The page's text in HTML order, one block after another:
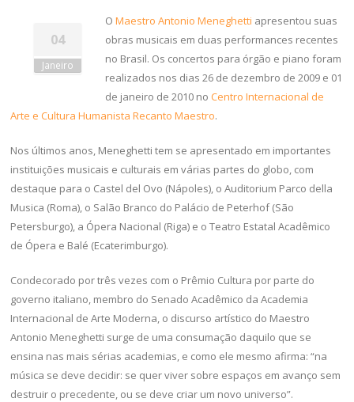
04
Janeiro
OMaestro Antonio Meneghetti apresentou suas
obras musicais em duas performances recentes
no Brasil. Os concertos para órgão e piano foram
realizados nos dias 26 de dezembro de 2009 e 01
de janeiro de 2010 noCentro Internacional de
Arte e Cultura Humanista Recanto Maestro.
Nos últimos anos, Meneghetti tem se apresentado em importantes
instituições musicais e culturais em várias partes do globo, com
destaque para o Castel del Ovo (Nápoles), o Auditorium Parco della
Musica (Roma), o Salão Branco do Palácio de Peterhof (São
Petersburgo), a Ópera Nacional (Riga) e o Teatro Estatal Acadêmico
de Ópera e Balé (Ecaterimburgo).
Condecorado por três vezes com o Prêmio Cultura por parte do
governo italiano, membro do Senado Acadêmico da Academia
Internacional de Arte Moderna, o discurso artístico do Maestro
Antonio Meneghetti surge de uma consumação daquilo que se
ensina nas mais sérias academias, e como ele mesmo afirma: “na
música se deve decidir: se quer viver sobre espaços em avanço sem
destruir o precedente, ou se deve criar um novo universo”.